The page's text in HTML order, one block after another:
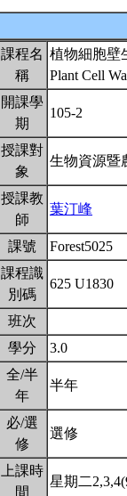
課程名
稱
植物細胞壁
Plant Cell
開課學
期
105-2
授課對
象
生物資源暨
授課教
師
葉汀峰
課號
Forest5025
課程識
別碼
625 U1830
班次
學分
3.0
全/半
年
半年
必/選
修
選修
上課時
間
星期二